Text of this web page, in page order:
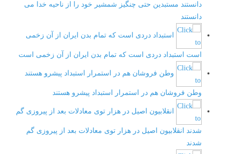
دانستند مستبدین حتی چنگیز شمشیر خود را از ناحیه خدا می
دانستند
استبداد دردی است که تمام بدن ایران از آن زخمی
است استبداد دردی است که تمام بدن ایران از آن زخمی است
وطن فروشان هم در استمرار استبداد پیشرو هستند
وطن فروشان هم در استمرار استبداد پیشرو هستند
انقلابیون اصیل در هزار توی معادلات بعد از پیروزی گم
شدند انقلابیون اصیل در هزار توی معادلات بعد از پیروزی گم
شدند